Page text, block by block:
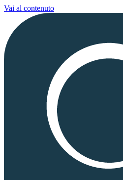
Vai al contenuto